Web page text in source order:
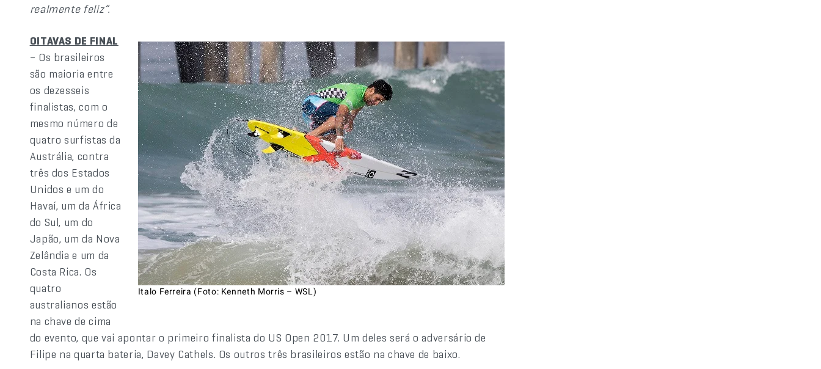
realmente feliz”.
Italo Ferreira (Foto: Kenneth Morris – WSL)
OITAVAS DE FINAL
– Os brasileiros
são maioria entre
os dezesseis
finalistas, com o
mesmo número de
quatro surfistas da
Austrália, contra
três dos Estados
Unidos e um do
Havaí, um da África
do Sul, um do
Japão, um da Nova
Zelândia e um da
Costa Rica. Os
quatro
australianos estão
na chave de cima
do evento, que vai apontar o primeiro finalista do US Open 2017. Um deles será o adversário de
Filipe na quarta bateria, Davey Cathels. Os outros três brasileiros estão na chave de baixo.